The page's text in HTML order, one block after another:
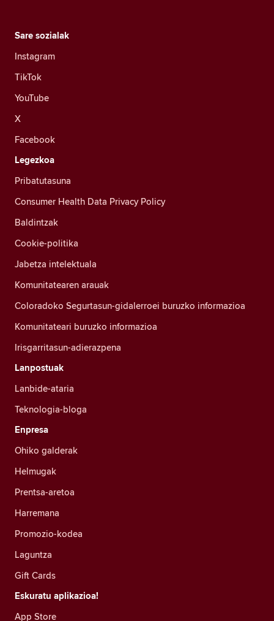
Sare sozialak
Instagram
TikTok
YouTube
X
Facebook
Legezkoa
Pribatutasuna
Consumer Health Data Privacy Policy
Baldintzak
Cookie-politika
Jabetza intelektuala
Komunitatearen arauak
Coloradoko Segurtasun-gidalerroei buruzko informazioa
Komunitateari buruzko informazioa
Irisgarritasun-adierazpena
Lanpostuak
Lanbide-ataria
Teknologia-bloga
Enpresa
Ohiko galderak
Helmugak
Prentsa-aretoa
Harremana
Promozio-kodea
Laguntza
Gift Cards
Eskuratu aplikazioa!
App Store